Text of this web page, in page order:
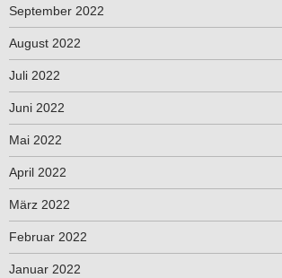
September 2022
August 2022
Juli 2022
Juni 2022
Mai 2022
April 2022
März 2022
Februar 2022
Januar 2022